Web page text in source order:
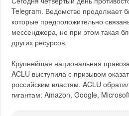
Telegram. Ведомство продолжает
которые предположительно
мессенджера, но при этом такая
других ресурсов.
Крупнейшая национальная
ACLU выступила с призывом
российским властям. ACLU
гигантам: Amazon, Google,